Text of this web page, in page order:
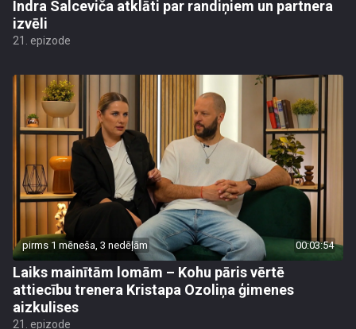
Indra Salceviča atklāti par randiņiem un partnera
izvēli
21. epizode
pirms 1 mēneša, 3 nedēļām 00:03:54
Laiks mainītām lomām – Kohu pāris vērtē
attiecību trenera Kristapa Ozoliņa ģimenes
aizkulises
21. epizode